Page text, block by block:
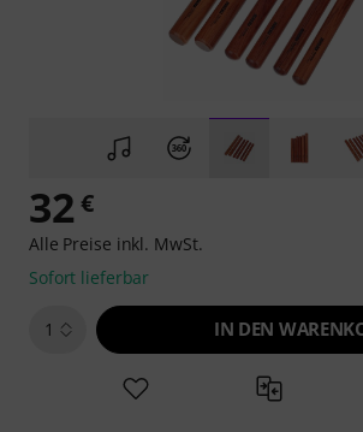
32 €
Alle Preise inkl. MwSt.
Sofort lieferbar
1 IN DEN